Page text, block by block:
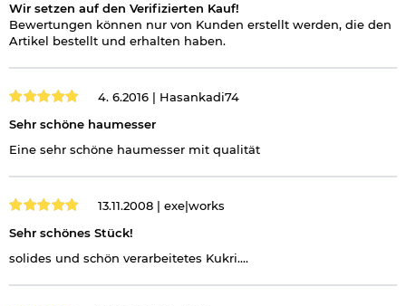
Wir setzen auf den Verifizierten Kauf!
Bewertungen können nur von Kunden erstellt werden, die den
Artikel bestellt und erhalten haben.
4. 6.2016 | Hasankadi74
Sehr schöne haumesser
Eine sehr schöne haumesser mit qualität
13.11.2008 | exe|works
Sehr schönes Stück!
solides und schön verarbeitetes Kukri....